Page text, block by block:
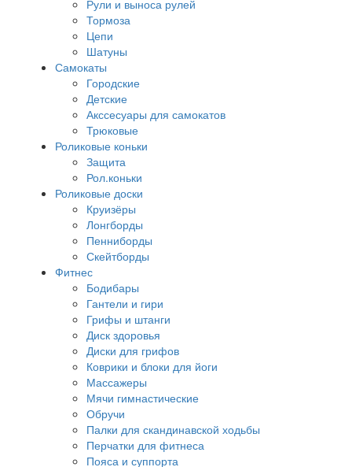
Рули и выноса рулей
Тормоза
Цепи
Шатуны
Самокаты
Городские
Детские
Акссесуары для самокатов
Трюковые
Роликовые коньки
Защита
Рол.коньки
Роликовые доски
Круизёры
Лонгборды
Пенниборды
Скейтборды
Фитнес
Бодибары
Гантели и гири
Грифы и штанги
Диск здоровья
Диски для грифов
Коврики и блоки для йоги
Массажеры
Мячи гимнастические
Обручи
Палки для скандинавской ходьбы
Перчатки для фитнеса
Пояса и суппорта